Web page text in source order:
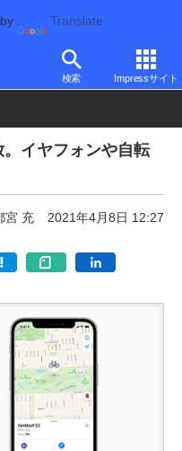
Translate
検索 Impressサイト
イヤフォンや自転
宮 充 2021年4月8日 12:27